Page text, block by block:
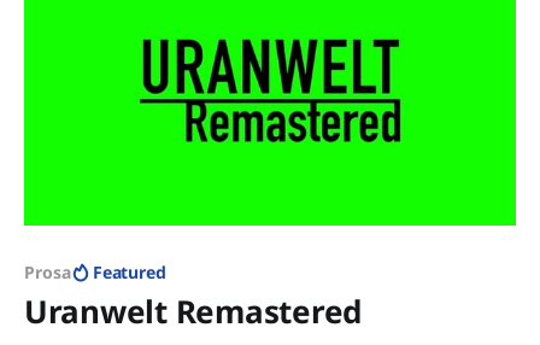
Prosa Featured
Uranwelt Remastered